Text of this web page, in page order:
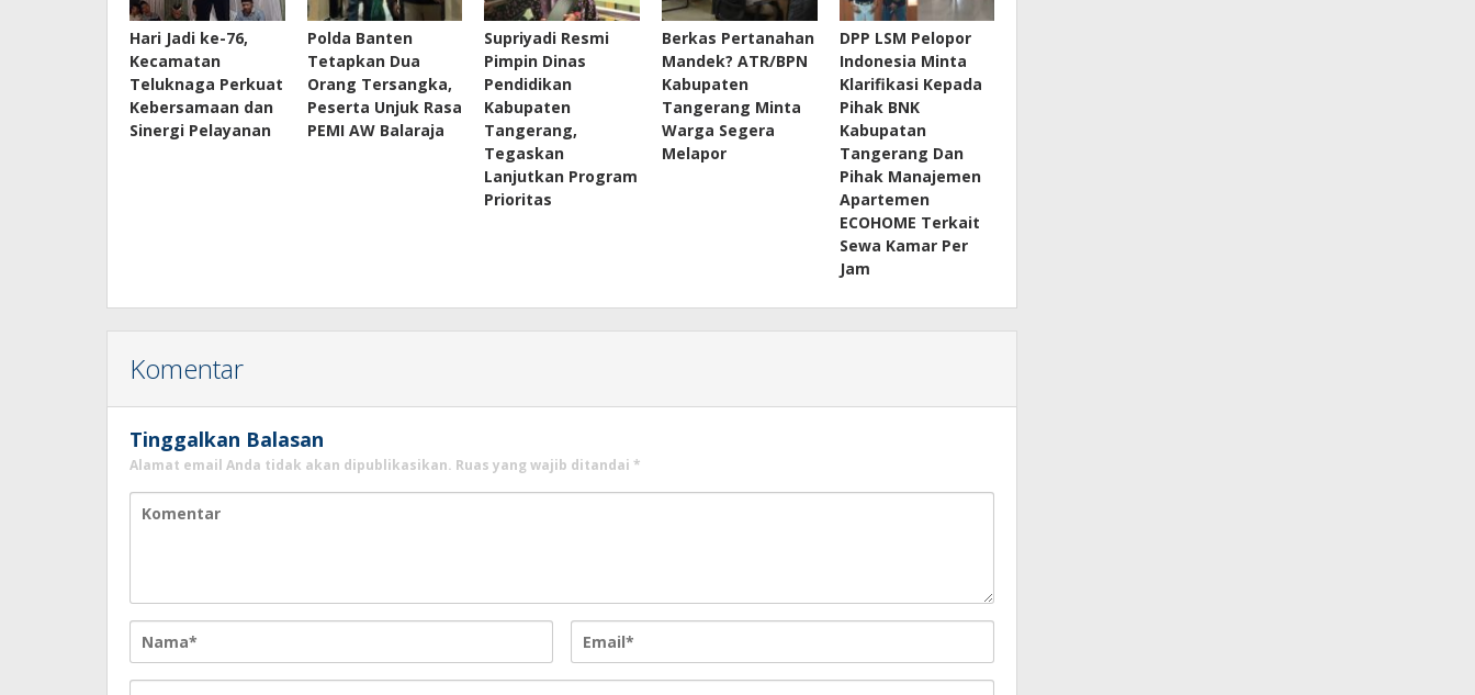
Hari Jadi ke-76,
Kecamatan
Teluknaga Perkuat
Kebersamaan dan
Sinergi Pelayanan
Polda Banten
Tetapkan Dua
Orang Tersangka,
Peserta Unjuk Rasa
PEMI AW Balaraja
Supriyadi Resmi
Pimpin Dinas
Pendidikan
Kabupaten
Tangerang,
Tegaskan
Lanjutkan Program
Prioritas
Berkas Pertanahan
Mandek? ATR/BPN
Kabupaten
Tangerang Minta
Warga Segera
Melapor
DPP LSM Pelopor
Indonesia Minta
Klarifikasi Kepada
Pihak BNK
Kabupatan
Tangerang Dan
Pihak Manajemen
Apartemen
ECOHOME Terkait
Sewa Kamar Per
Jam
Komentar
Tinggalkan Balasan
Alamat email Anda tidak akan dipublikasikan. Ruas yang wajib ditandai *